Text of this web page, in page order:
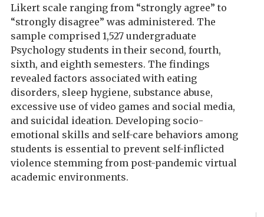
Likert scale ranging from “strongly agree” to
“strongly disagree” was administered. The
sample comprised 1,527 undergraduate
Psychology students in their second, fourth,
sixth, and eighth semesters. The findings
revealed factors associated with eating
disorders, sleep hygiene, substance abuse,
excessive use of video games and social media,
and suicidal ideation. Developing socio-
emotional skills and self-care behaviors among
students is essential to prevent self-inflicted
violence stemming from post-pandemic virtual
academic environments.